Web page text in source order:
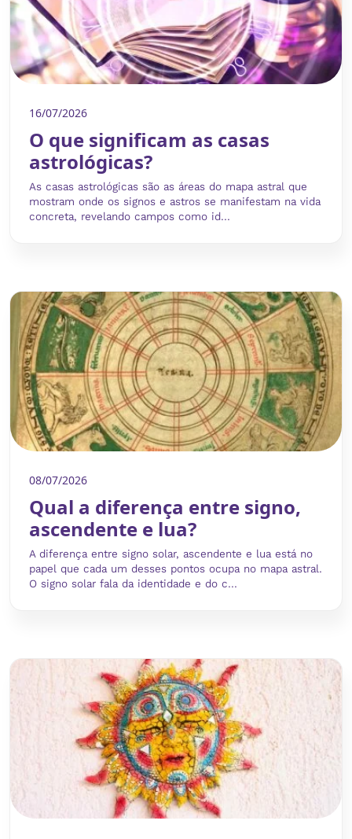
16/07/2026
O que significam as casas
astrológicas?
As casas astrológicas são as áreas do mapa astral que
mostram onde os signos e astros se manifestam na vida
concreta, revelando campos como id...
08/07/2026
Qual a diferença entre signo,
ascendente e lua?
A diferença entre signo solar, ascendente e lua está no
papel que cada um desses pontos ocupa no mapa astral.
O signo solar fala da identidade e do c...